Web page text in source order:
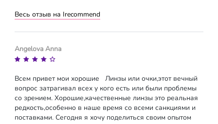
Весь отзыв на Irecommend
Angelova Anna
Всем привет мои хорошие Линзы или очки,этот вечный
вопрос затрагивал всех у кого есть или были проблемы
со зрением. Хорошие,качественные линзы это реальная
редкость,особенно в наше время со всеми санкциями и
поставками. Сегодня я хочу поделиться своим опытом